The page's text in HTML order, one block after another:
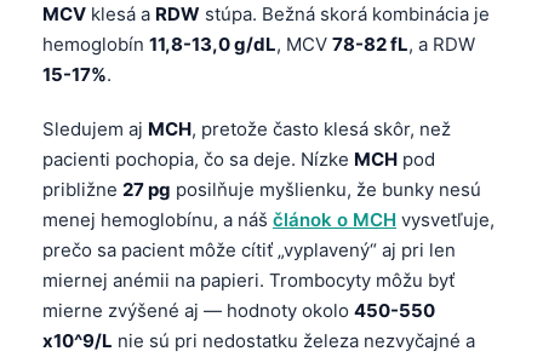
MCV klesá a RDW stúpa. Bežná skorá kombinácia je
hemoglobín 11,8-13,0 g/dL, MCV 78-82 fL, a RDW
15-17%.
Sledujem aj MCH, pretože často klesá skôr, než
pacienti pochopia, čo sa deje. Nízke MCH pod
približne 27 pg posilňuje myšlienku, že bunky nesú
menej hemoglobínu, a náš článok o MCH vysvetľuje,
prečo sa pacient môže cítiť „vyplavený“ aj pri len
miernej anémii na papieri. Trombocyty môžu byť
mierne zvýšené aj — hodnoty okolo 450-550
x10^9/L nie sú pri nedostatku železa nezvyčajné a